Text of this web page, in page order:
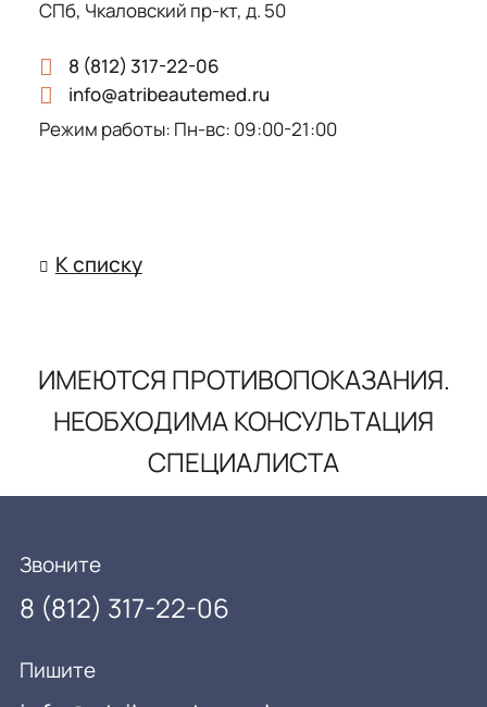
детского невролога другим
пациентам.
СПб, Чкаловский пр-кт, д. 50
8 (812) 317-22-06
info@atribeautemed.ru
Режим работы: Пн-вс: 09:00-21:00
К списку
ИМЕЮТСЯ ПРОТИВОПОКАЗАНИЯ.
НЕОБХОДИМА КОНСУЛЬТАЦИЯ
СПЕЦИАЛИСТА
Звоните
8 (812) 317-22-06
Пишите